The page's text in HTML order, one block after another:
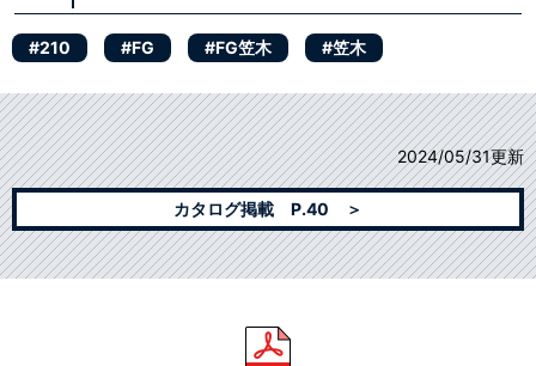
#210 #FG #FG笠木 #笠木
2024/05/31更新
カタログ掲載 P.40 ＞